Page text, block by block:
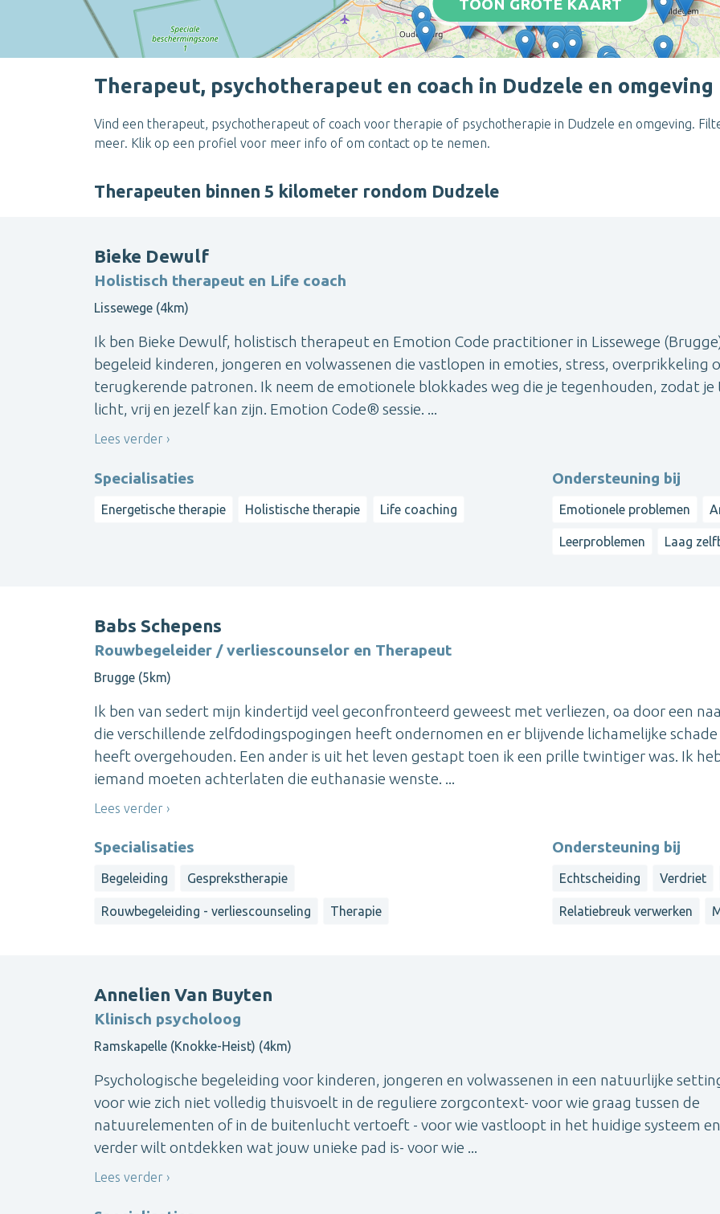
TOON GROTE KAART
Therapeut, psychotherapeut en coach in Dudzele en omgeving
Vind een therapeut, psychotherapeut of coach voor therapie of psychotherapie in Dudzele en omgeving.
meer. Klik op een profiel voor meer info of om contact op te nemen.
Therapeuten binnen 5 kilometer rondom Dudzele
Bieke Dewulf
Holistisch therapeut en Life coach
Lissewege (4km)
Ik ben Bieke Dewulf, holistisch therapeut en Emotion Code practitioner in Lissewege
begeleid kinderen, jongeren en volwassenen die vastlopen in emoties, stress, overprikkeling
terugkerende patronen. Ik neem de emotionele blokkades weg die je tegenhouden, zodat je
licht, vrij en jezelf kan zijn. Emotion Code® sessie. ...
Lees verder
Specialisaties
Energetische therapie Holistische therapie Life coaching
Ondersteuning bij
Emotionele problemen
Leerproblemen Laag
Babs Schepens
Rouwbegeleider / verliescounselor en Therapeut
Brugge (5km)
Ik ben van sedert mijn kindertijd veel geconfronteerd geweest met verliezen, oa door een
die verschillende zelfdodingspogingen heeft ondernomen en er blijvende lichamelijke schade
heeft overgehouden. Een ander is uit het leven gestapt toen ik een prille twintiger was. Ik
iemand moeten achterlaten die euthanasie wenste. ...
Lees verder
Specialisaties
Begeleiding Gesprekstherapie
Rouwbegeleiding - verliescounseling Therapie
Ondersteuning bij
Echtscheiding Verdriet
Relatiebreuk verwerken
Annelien Van Buyten
Klinisch psycholoog
Ramskapelle (Knokke-Heist) (4km)
Psychologische begeleiding voor kinderen, jongeren en volwassenen in een natuurlijke
voor wie zich niet volledig thuisvoelt in de reguliere zorgcontext- voor wie graag tussen de
natuurelementen of in de buitenlucht vertoeft - voor wie vastloopt in het huidige systeem en
verder wilt ontdekken wat jouw unieke pad is- voor wie ...
Lees verder